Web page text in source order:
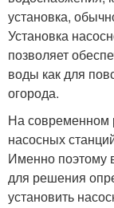
установка,
Установка
позволяет
воды как для
огорода.
На современном
насосных
Именно поэтому
для решения
установить